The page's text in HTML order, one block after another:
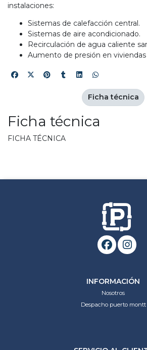
instalaciones:
Sistemas de calefacción central.
Sistemas de aire acondicionado.
Recirculación de agua caliente
Aumento de presión en viviendas
Ficha técnica
FICHA TÉCNICA
Ficha técnica
INFORMACIÓN
Nosotros
Despacho puerto montt